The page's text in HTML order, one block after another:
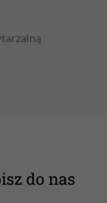
do nas